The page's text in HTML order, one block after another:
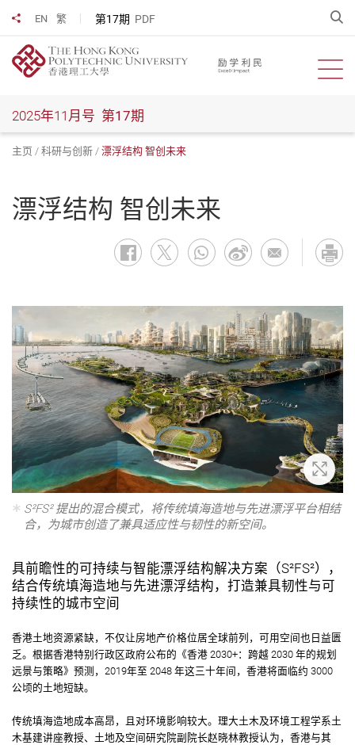
EN 繁 第17期 PDF
分享到
开
2025年11月号 第17期
主页 科研与创新 漂浮结构 智创未来
漂浮结构 智创未来
放大
S²FS² 提出的混合模式，将传统填海造地与先进漂浮平台相结
合，为城市创造了兼具适应性与韧性的新空间。
具前瞻性的可持续与智能漂浮结构解决方案（S²FS²），
结合传统填海造地与先进漂浮结构，打造兼具韧性与可
持续性的城市空间
香港土地资源紧缺，不仅让房地产价格位居全球前列，可用空间也日益匮
乏。根据香港特别行政区政府公布的《香港 2030+：跨越 2030 年的规划
远景与策略》预测，2019年至 2048 年这三十年间，香港将面临约 3000
公顷的土地短缺。
传统填海造地成本高昂，且对环境影响较大。理大土木及环境工程学系土
木基建讲座教授、土地及空间研究院副院长赵晓林教授认为，香港与其